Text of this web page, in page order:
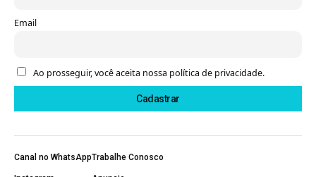
Email
Ao prosseguir, você aceita nossa política de privacidade.
Canal no WhatsAppTrabalhe Conosco